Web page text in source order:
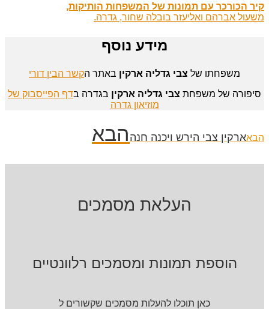
קיר הכורכר עם תמונות של המשפחות הותיקות,
משעול אברהם ואליעזר בובלה שחור, גדרה.
מידע נוסף
משפחתו של צבי גדליה ארקין באתר הקשר הבין דורי
סיפורה של משפחת צבי גדליה ארקין בגדרה בדף הפייסבוק של
מוזיאון גדרה
הבאארקין צבי הירש ויכנה חנה הבא
העלאת מסמכים
הוספת תמונות ומסמכים רלוונטיים
כאן תוכלו להעלות מסמכים שקשורים ל